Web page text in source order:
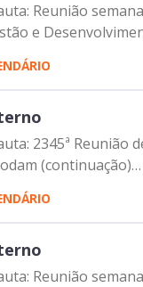
Reunião
e
de Gestão e
de Pessoas da
2345ª Reunião
(continuação)
Alves Teixeira
Elias Fares
Reunião